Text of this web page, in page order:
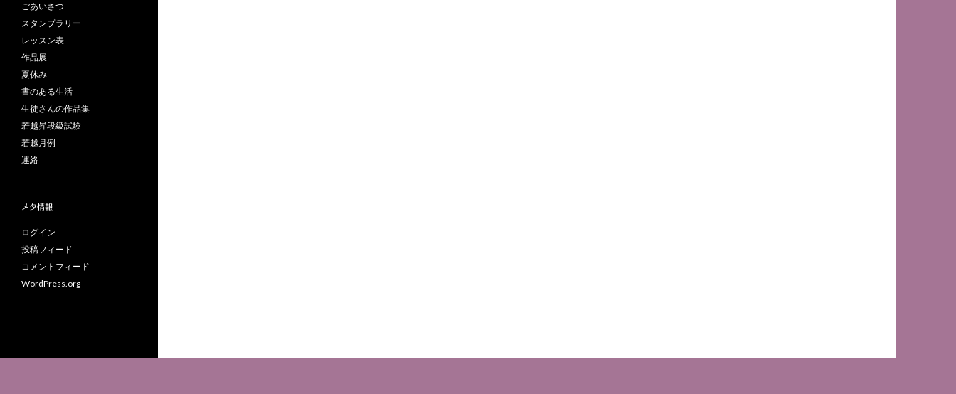
ごあいさつ
スタンプラリー
レッスン表
作品展
夏休み
書のある生活
生徒さんの作品集
若越昇段級試験
若越月例
連絡
メタ情報
ログイン
投稿フィード
コメントフィード
WordPress.org